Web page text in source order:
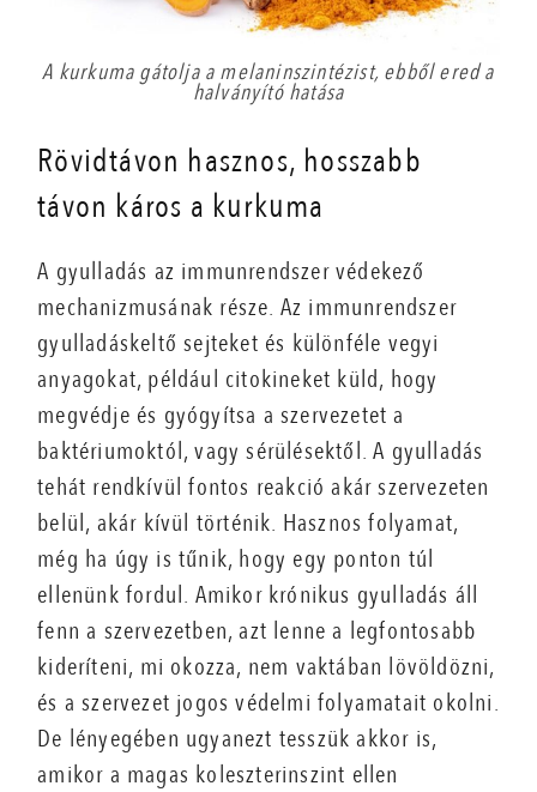
A kurkuma gátolja a melaninszintézist, ebből ered a
halványító hatása
Rövidtávon hasznos, hosszabb
távon káros a kurkuma
A gyulladás az immunrendszer védekező
mechanizmusának része. Az immunrendszer
gyulladáskeltő sejteket és különféle vegyi
anyagokat, például citokineket küld, hogy
megvédje és gyógyítsa a szervezetet a
baktériumoktól, vagy sérülésektől. A gyulladás
tehát rendkívül fontos reakció akár szervezeten
belül, akár kívül történik. Hasznos folyamat,
még ha úgy is tűnik, hogy egy ponton túl
ellenünk fordul. Amikor krónikus gyulladás áll
fenn a szervezetben, azt lenne a legfontosabb
kideríteni, mi okozza, nem vaktában lövöldözni,
és a szervezet jogos védelmi folyamatait okolni.
De lényegében ugyanezt tesszük akkor is,
amikor a magas koleszterinszint ellen